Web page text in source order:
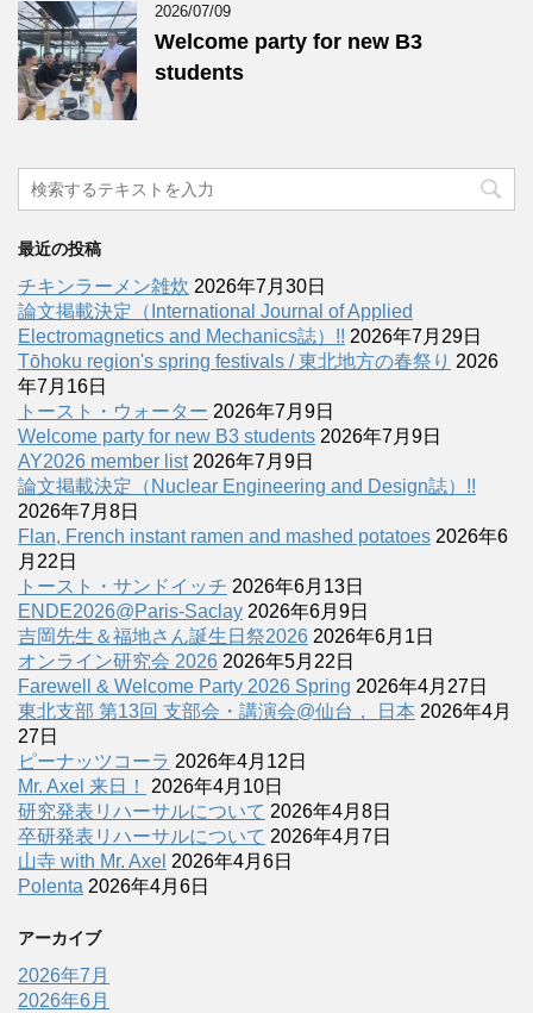
2026/07/09
Welcome party for new B3
students
最近の投稿
チキンラーメン雑炊 2026年7月30日
論文掲載決定（International Journal of Applied
Electromagnetics and Mechanics誌）!! 2026年7月29日
Tōhoku region's spring festivals / 東北地方の春祭り 2026
年7月16日
トースト・ウォーター 2026年7月9日
Welcome party for new B3 students 2026年7月9日
AY2026 member list 2026年7月9日
論文掲載決定（Nuclear Engineering and Design誌）!!
2026年7月8日
Flan, French instant ramen and mashed potatoes 2026年6
月22日
トースト・サンドイッチ 2026年6月13日
ENDE2026@Paris-Saclay 2026年6月9日
吉岡先生＆福地さん誕生日祭2026 2026年6月1日
オンライン研究会 2026 2026年5月22日
Farewell & Welcome Party 2026 Spring 2026年4月27日
東北支部 第13回 支部会・講演会@仙台， 日本 2026年4月
27日
ピーナッツコーラ 2026年4月12日
Mr. Axel 来日！
2026年4月10日
研究発表リハーサルについて 2026年4月8日
卒研発表リハーサルについて 2026年4月7日
山寺 with Mr. Axel 2026年4月6日
Polenta 2026年4月6日
アーカイブ
2026年7月
2026年6月